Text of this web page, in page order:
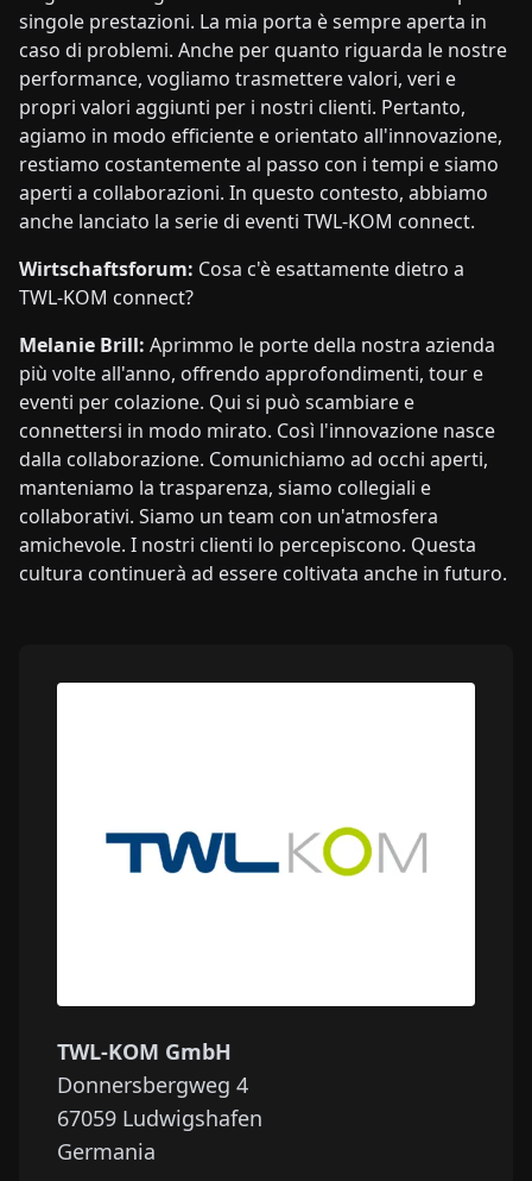
singole prestazioni. La mia porta è sempre aperta in
caso di problemi. Anche per quanto riguarda le nostre
performance, vogliamo trasmettere valori, veri e
propri valori aggiunti per i nostri clienti. Pertanto,
agiamo in modo efficiente e orientato all'innovazione,
restiamo costantemente al passo con i tempi e siamo
aperti a collaborazioni. In questo contesto, abbiamo
anche lanciato la serie di eventi TWL-KOM connect.
Wirtschaftsforum: Cosa c'è esattamente dietro a
TWL-KOM connect?
Melanie Brill: Aprimmo le porte della nostra azienda
più volte all'anno, offrendo approfondimenti, tour e
eventi per colazione. Qui si può scambiare e
connettersi in modo mirato. Così l'innovazione nasce
dalla collaborazione. Comunichiamo ad occhi aperti,
manteniamo la trasparenza, siamo collegiali e
collaborativi. Siamo un team con un'atmosfera
amichevole. I nostri clienti lo percepiscono. Questa
cultura continuerà ad essere coltivata anche in futuro.
TWL-KOM GmbH
Donnersbergweg 4
67059 Ludwigshafen
Germania